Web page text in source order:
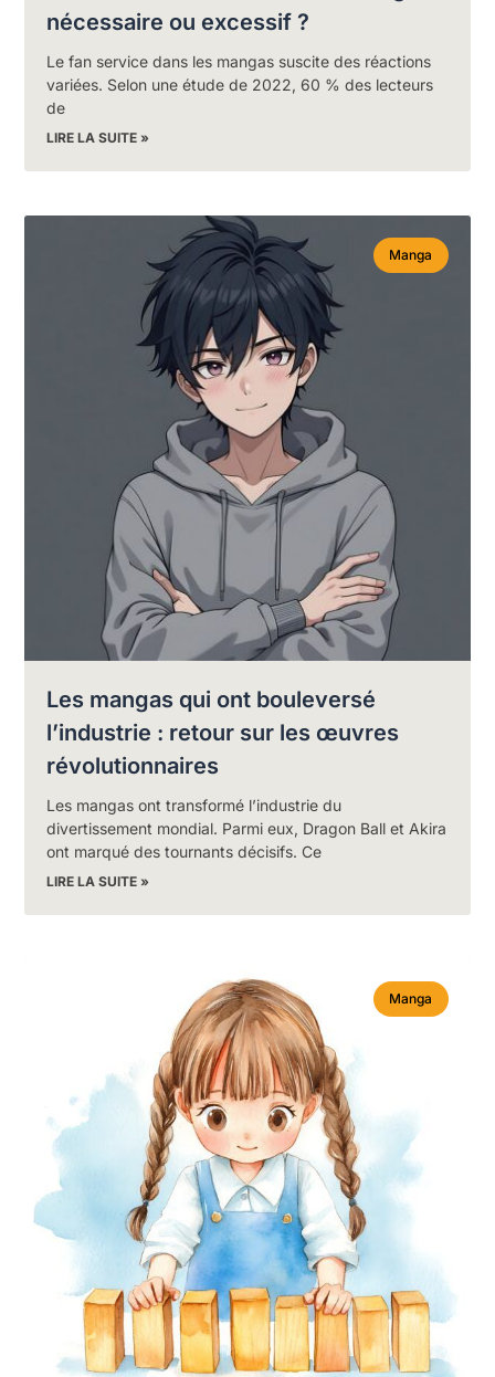
nécessaire ou excessif ?
Le fan service dans les mangas suscite des réactions
variées. Selon une étude de 2022, 60 % des lecteurs
de
LIRE LA SUITE »
Manga
Les mangas qui ont bouleversé
l’industrie : retour sur les œuvres
révolutionnaires
Les mangas ont transformé l’industrie du
divertissement mondial. Parmi eux, Dragon Ball et Akira
ont marqué des tournants décisifs. Ce
LIRE LA SUITE »
Manga